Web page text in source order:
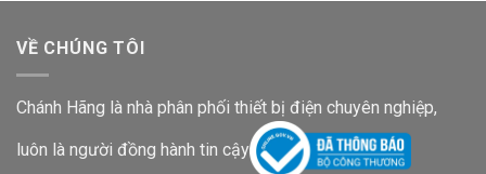
VỀ CHÚNG TÔI
Chánh Hãng là nhà phân phối thiết bị điện chuyên nghiệp,
luôn là người đồng hành tin cậy